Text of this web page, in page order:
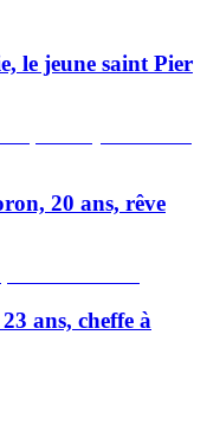
le jeune saint Pier
20 ans, rêve
ans, cheffe à